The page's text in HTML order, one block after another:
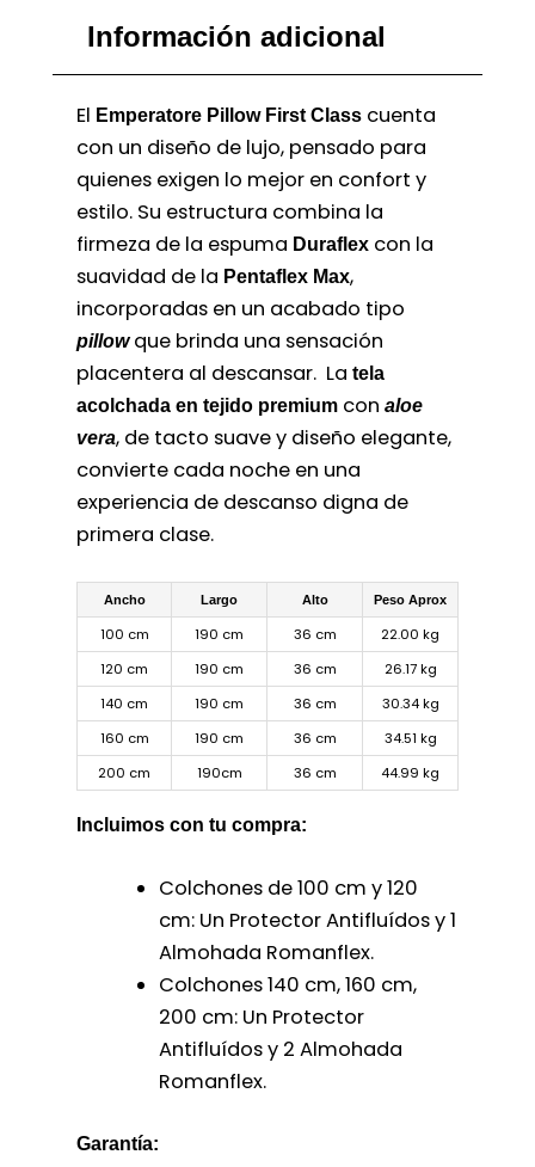
Información adicional
El Emperatore Pillow First Class cuenta
con un diseño de lujo, pensado para
quienes exigen lo mejor en confort y
estilo. Su estructura combina la
firmeza de la espuma Duraflex con la
suavidad de la Pentaflex Max,
incorporadas en un acabado tipo
pillowque brinda una sensación
placentera al descansar. La tela
acolchada en tejido premium con aloe
vera, de tacto suave y diseño elegante,
convierte cada noche en una
experiencia de descanso digna de
primera clase.
Ancho Largo Alto Peso Aprox
100 cm 190 cm 36 cm
22.00 kg
120 cm
190 cm 36 cm
26.17 kg
140 cm
190 cm 36 cm
30.34 kg
160 cm
190 cm 36 cm
34.51 kg
200 cm
190cm 36 cm 44.99 kg
Incluimos con tu compra:
Colchones de 100 cm y 120
cm: Un Protector Antifluídos y 1
Almohada Romanflex.
Colchones 140 cm, 160 cm,
200 cm: Un Protector
Antifluídos y 2 Almohada
Romanflex.
Garantía: